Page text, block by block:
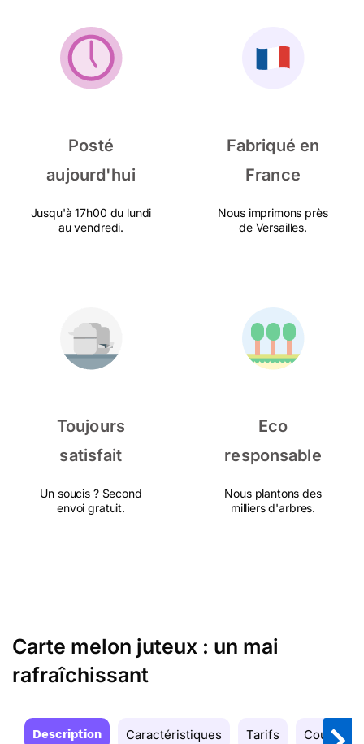
Posté
aujourd'hui
Jusqu'à 17h00 du lundi
au vendredi.
Fabriqué en
France
Nous imprimons près
de Versailles.
Toujours
satisfait
Un soucis ? Second
envoi gratuit.
Eco
responsable
Nous plantons des
milliers d'arbres.
Carte melon juteux : un mai
rafraîchissant
Description Caractéristiques Tarifs Couleurs